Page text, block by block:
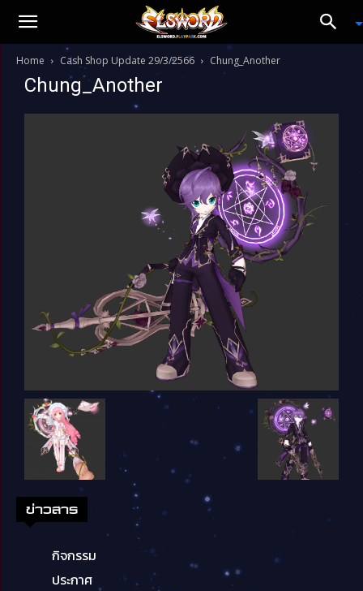
Home Cash Shop Update 29/3/2566 Chung_Another
Chung_Another
ข่าวสาร
กิจกรรม
ประกาศ